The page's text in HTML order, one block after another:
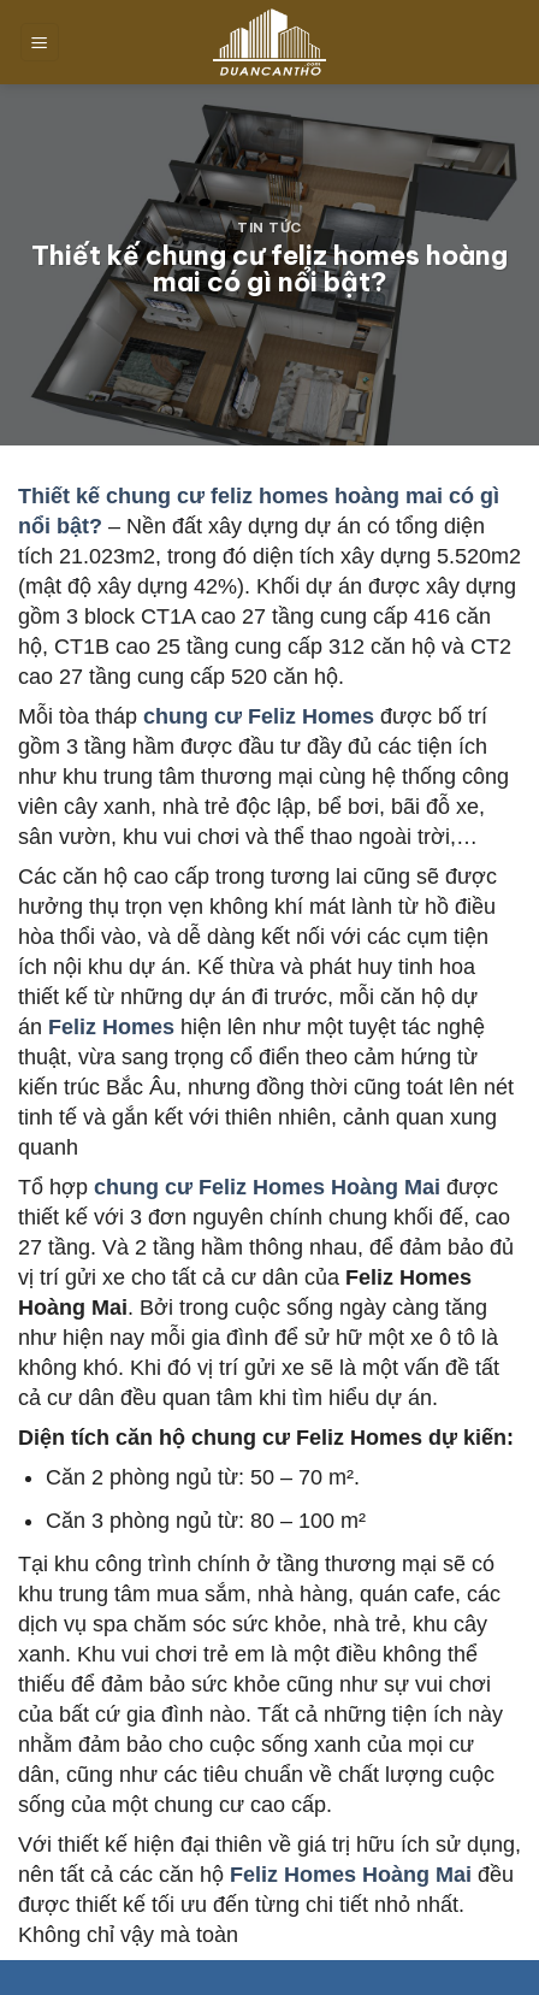
đến
TIN TỨC
Thiết kế chung cư feliz homes hoàng
mai có gì nổi bật?
Thiết kế chung cư feliz homes hoàng mai có gì
nổi bật? – Nền đất xây dựng dự án có tổng diện
tích 21.023m2, trong đó diện tích xây dựng 5.520m2
(mật độ xây dựng 42%). Khối dự án được xây dựng
gồm 3 block CT1A cao 27 tầng cung cấp 416 căn
hộ, CT1B cao 25 tầng cung cấp 312 căn hộ và CT2
cao 27 tầng cung cấp 520 căn hộ.
Mỗi tòa tháp chung cư Feliz Homes được bố trí
gồm 3 tầng hầm được đầu tư đầy đủ các tiện ích
như khu trung tâm thương mại cùng hệ thống công
viên cây xanh, nhà trẻ độc lập, bể bơi, bãi đỗ xe,
sân vườn, khu vui chơi và thể thao ngoài trời,…
Các căn hộ cao cấp trong tương lai cũng sẽ được
hưởng thụ trọn vẹn không khí mát lành từ hồ điều
hòa thổi vào, và dễ dàng kết nối với các cụm tiện
ích nội khu dự án. Kế thừa và phát huy tinh hoa
thiết kế từ những dự án đi trước, mỗi căn hộ dự
án Feliz Homes hiện lên như một tuyệt tác nghệ
thuật, vừa sang trọng cổ điển theo cảm hứng từ
kiến trúc Bắc Âu, nhưng đồng thời cũng toát lên nét
tinh tế và gắn kết với thiên nhiên, cảnh quan xung
quanh
Tổ hợp chung cư Feliz Homes Hoàng Mai được
thiết kế với 3 đơn nguyên chính chung khối đế, cao
27 tầng. Và 2 tầng hầm thông nhau, để đảm bảo đủ
vị trí gửi xe cho tất cả cư dân của Feliz Homes
Hoàng Mai. Bởi trong cuộc sống ngày càng tăng
như hiện nay mỗi gia đình để sử hữ một xe ô tô là
không khó. Khi đó vị trí gửi xe sẽ là một vấn đề tất
cả cư dân đều quan tâm khi tìm hiểu dự án.
Diện tích căn hộ chung cư Feliz Homes dự kiến:
Căn 2 phòng ngủ từ: 50 – 70 m².
Căn 3 phòng ngủ từ: 80 – 100 m²
Tại khu công trình chính ở tầng thương mại sẽ có
khu trung tâm mua sắm, nhà hàng, quán cafe, các
dịch vụ spa chăm sóc sức khỏe, nhà trẻ, khu cây
xanh. Khu vui chơi trẻ em là một điều không thể
thiếu để đảm bảo sức khỏe cũng như sự vui chơi
của bất cứ gia đình nào. Tất cả những tiện ích này
nhằm đảm bảo cho cuộc sống xanh của mọi cư
dân, cũng như các tiêu chuẩn về chất lượng cuộc
sống của một chung cư cao cấp.
Với thiết kế hiện đại thiên về giá trị hữu ích sử dụng,
nên tất cả các căn hộ Feliz Homes​ Hoàng Mai đều
được thiết kế tối ưu đến từng chi tiết nhỏ nhất.
Không chỉ vậy mà toàn